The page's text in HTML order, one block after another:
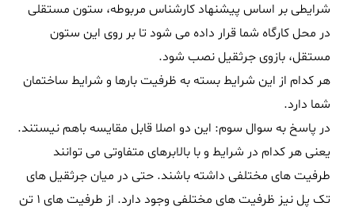
شرایطی بر اساس پیشنهاد کارشناس مربوطه، ستون مستقلی
در محل کارگاه شما قرار داده می شود تا بر روی این ستون
مستقل، بازوی جرثقیل نصب شود.
هر کدام از این شرایط بسته به ظرفیت بارها و شرایط ساختمان
شما دارد.
در پاسخ به سوال سوم: این دو اصلا قابل مقایسه باهم نیستند.
یعنی هر کدام در شرایط و با بالابرهای متفاوتی می توانند
طرفیت های مختلفی داشته باشند. حتی در میان جرثقیل های
تک پل نیز ظرفیت های مختلفی وجود دارد. از طرفیت های ۱ تن